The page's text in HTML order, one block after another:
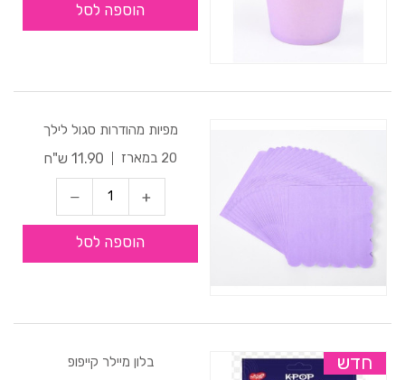
הוספה לסל
מפיות מהודרות סגול לילך
20 במארז
11.90 ש"ח
הוספה לסל
חדש
בלון מיילר קייפופ